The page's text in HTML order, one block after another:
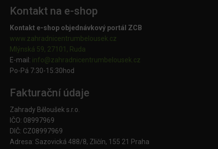
Kontakt na e-shop
Kontakt e-shop objednávkový portál ZCB
www.zahradnicentrumbelousek.cz
Mlýnská 59, 27101, Ruda
E-mail: info@zahradnicentrumbelousek.cz
Po-Pá 7:30-15:30hod
Fakturační údaje
Zahrady Běloušek s.r.o.
IČO: 08997969
DIČ: CZ08997969
Adresa: Sazovická 488/8, Zličín, 155 21 Praha